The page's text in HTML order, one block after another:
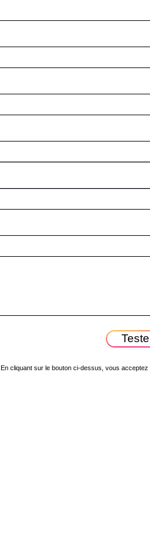
En cliquant sur le bouton ci-dessus, vous